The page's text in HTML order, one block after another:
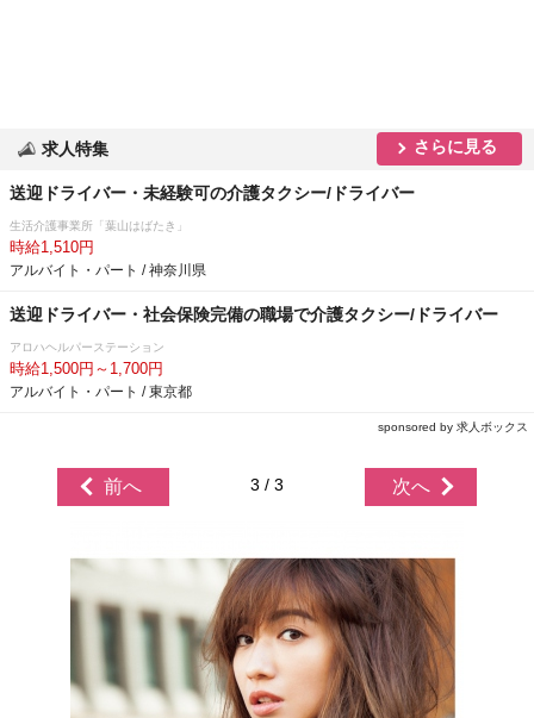
求人特集 さらに見る
送迎ドライバー・未経験可の介護タクシー/ドライバー
生活介護事業所「葉山はばたき」
時給1,510円
アルバイト・パート / 神奈川県
送迎ドライバー・社会保険完備の職場で介護タクシー/ドライバー
アロハヘルパーステーション
時給1,500円～1,700円
アルバイト・パート / 東京都
sponsored by 求人ボックス
前へ 3 / 3 次へ